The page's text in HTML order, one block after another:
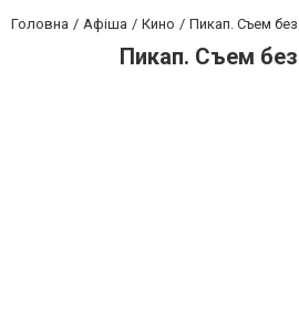
Головна Афіша Кино Пикап. Съем
Пикап. Съем